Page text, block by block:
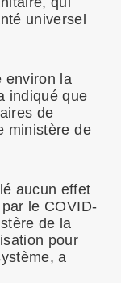
universel
environ la
indiqué que
de
ministère de
aucun effet
le COVID-
de la
pour
a